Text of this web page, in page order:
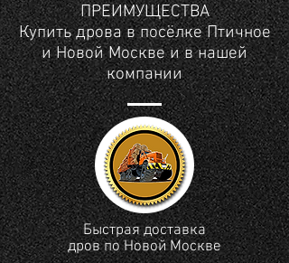
ПРЕИМУЩЕСТВА
Купить дрова в посёлке Птичное
и Новой Москве и в нашей
компании
Быстрая доставка
дров по Новой Москве